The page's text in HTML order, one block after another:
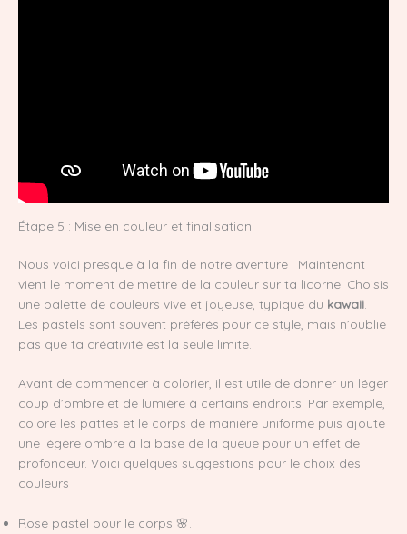
Étape 5 : Mise en couleur et finalisation
Nous voici presque à la fin de notre aventure ! Maintenant
vient le moment de mettre de la couleur sur ta licorne. Choisis
une palette de couleurs vive et joyeuse, typique du kawaii
Les pastels sont souvent préférés pour ce style, mais n’oublie
pas que ta créativité est la seule limite.
Avant de commencer à colorier, il est utile de donner un léger
coup d’ombre et de lumière à certains endroits. Par exemple,
colore les pattes et le corps de manière uniforme puis ajoute
une légère ombre à la base de la queue pour un effet de
profondeur. Voici quelques suggestions pour le choix des
couleurs :
Rose pastel pour le corps 🌸.